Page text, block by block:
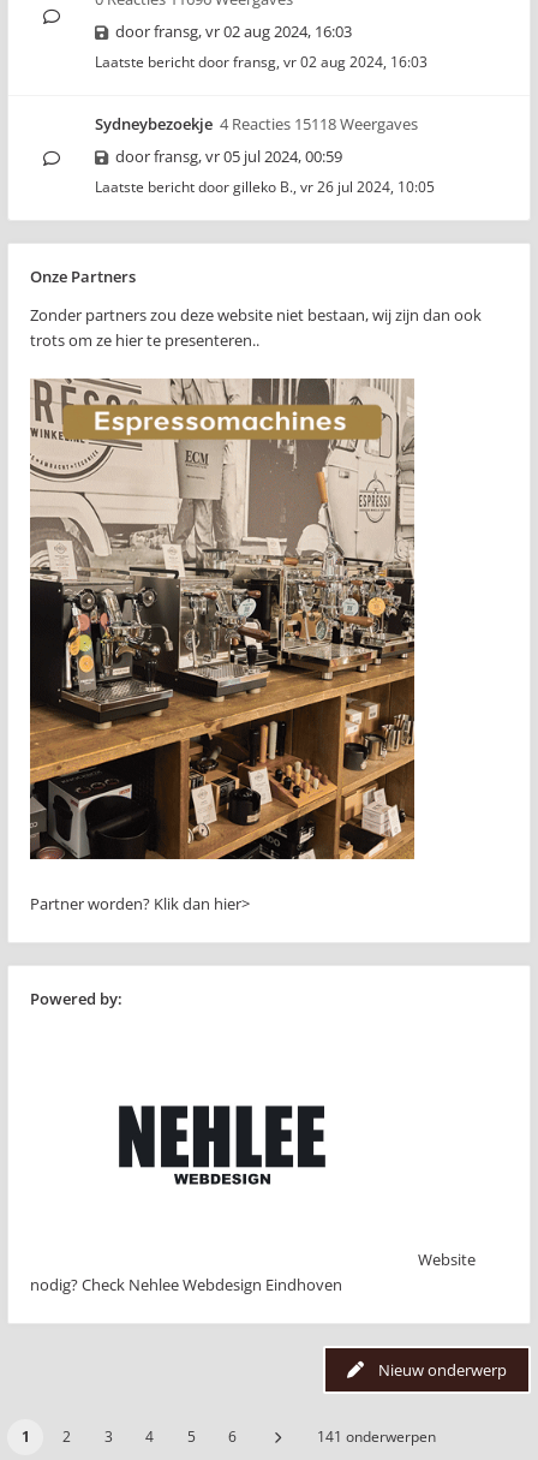
doorfransg,vr 02 aug 2024, 16:03
Laatste bericht doorfransg, vr 02 aug 2024, 16:03
Sydneybezoekje 4 Reacties 15118 Weergaves
doorfransg,vr 05 jul 2024, 00:59
Laatste bericht doorgilleko B., vr 26 jul 2024, 10:05
Onze Partners
Zonder partners zou deze website niet bestaan, wij zijn dan ook
trots om ze hier te presenteren..
Partner worden? Klik dan hier>
Powered by:
Website
nodig? Check Nehlee Webdesign Eindhoven
Nieuw onderwerp
1 2 3 4 5 6 141 onderwerpen